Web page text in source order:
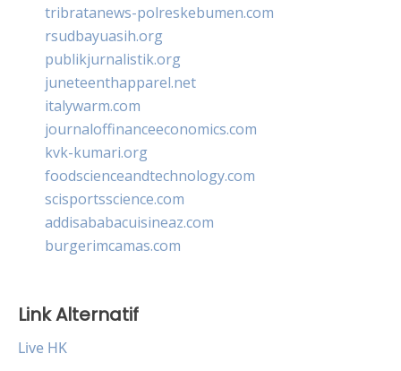
tribratanews-polreskebumen.com
rsudbayuasih.org
publikjurnalistik.org
juneteenthapparel.net
italywarm.com
journaloffinanceeconomics.com
kvk-kumari.org
foodscienceandtechnology.com
scisportsscience.com
addisababacuisineaz.com
burgerimcamas.com
Link Alternatif
Live HK